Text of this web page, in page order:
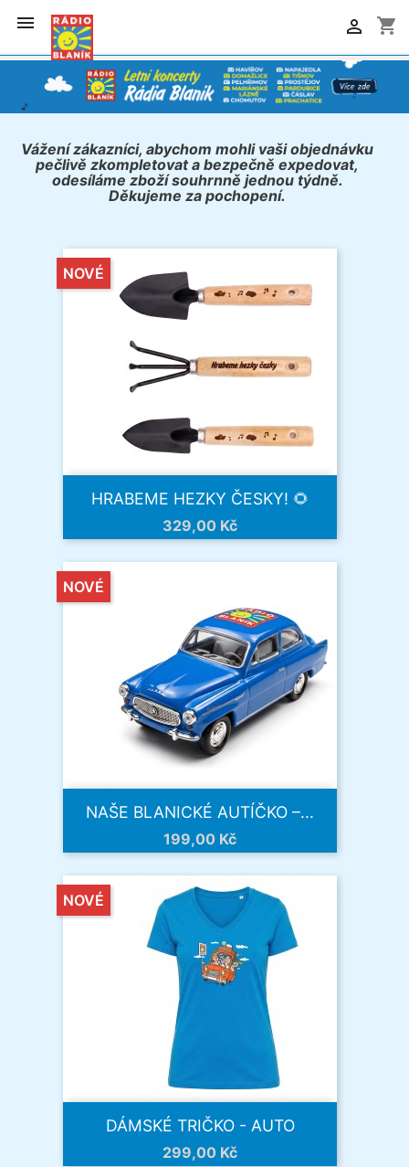
 shopping_cart

Vážení zákazníci, abychom mohli vaši objednávku
pečlivě zkompletovat a bezpečně expedovat,
odesíláme zboží souhrnně jednou týdně.
Děkujeme za pochopení.
HRABEME HEZKY ČESKY! 🌻
Cena
329,00 Kč
NOVÉ
NAŠE BLANICKÉ AUTÍČKO –...
Cena
199,00 Kč
NOVÉ
DÁMSKÉ TRIČKO - AUTO
Cena
299,00 Kč
NOVÉ